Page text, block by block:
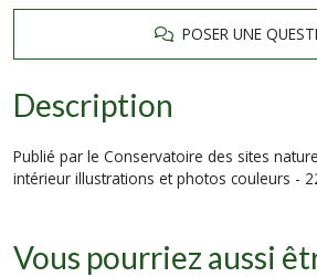
POSER UNE
Description
Publié par le Conservatoire des sites
intérieur illustrations et photos couleurs -
Vous pourriez aussi